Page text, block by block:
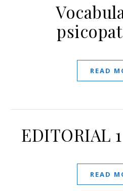
READ
EDITORIAL
READ